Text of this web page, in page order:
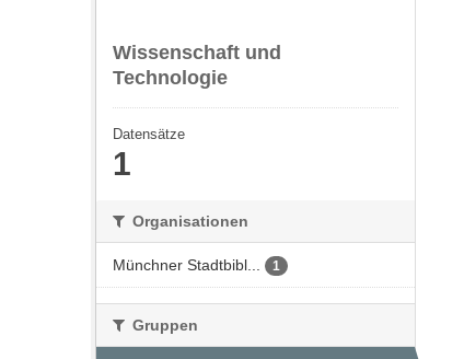
Wissenschaft und
Technologie
Datensätze
1
Organisationen
Münchner Stadtbibl... 1
Gruppen